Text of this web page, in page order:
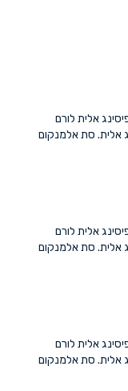
אלית לורם
אלית. סת אלמנקום
אלית לורם
אלית. סת אלמנקום
אלית לורם
אלית. סת אלמנקום